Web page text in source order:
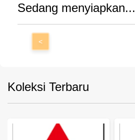
Sedang menyiapkan...
<
Koleksi Terbaru